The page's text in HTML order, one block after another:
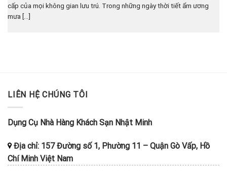
cấp của mọi không gian lưu trú. Trong những ngày thời tiết ẩm ương
mưa [...]
LIÊN HỆ CHÚNG TÔI
Dụng Cụ Nhà Hàng Khách Sạn Nhật Minh
Địa chỉ: 157 Đường số 1, Phường 11 – Quận Gò Vấp, Hồ
Chí Minh Việt Nam